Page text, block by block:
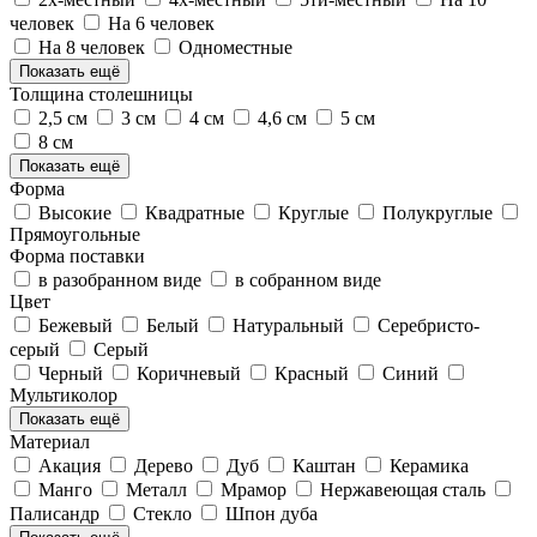
человек
На 6 человек
На 8 человек
Одноместные
Показать ещё
Толщина столешницы
2,5 см
3 см 4 см 4,6 см
5 см
8 см
Показать ещё
Форма
Высокие
Квадратные Круглые
Полукруглые
Прямоугольные
Форма поставки
в разобранном виде
в собранном виде
Цвет
Бежевый
Белый Натуральный
Серебристо-
серый
Серый
Черный
Коричневый Красный
Синий
Мультиколор
Показать ещё
Материал
Акация
Дерево Дуб Каштан
Керамика
Манго
Металл Мрамор
Нержавеющая сталь
Палисандр
Стекло Шпон дуба